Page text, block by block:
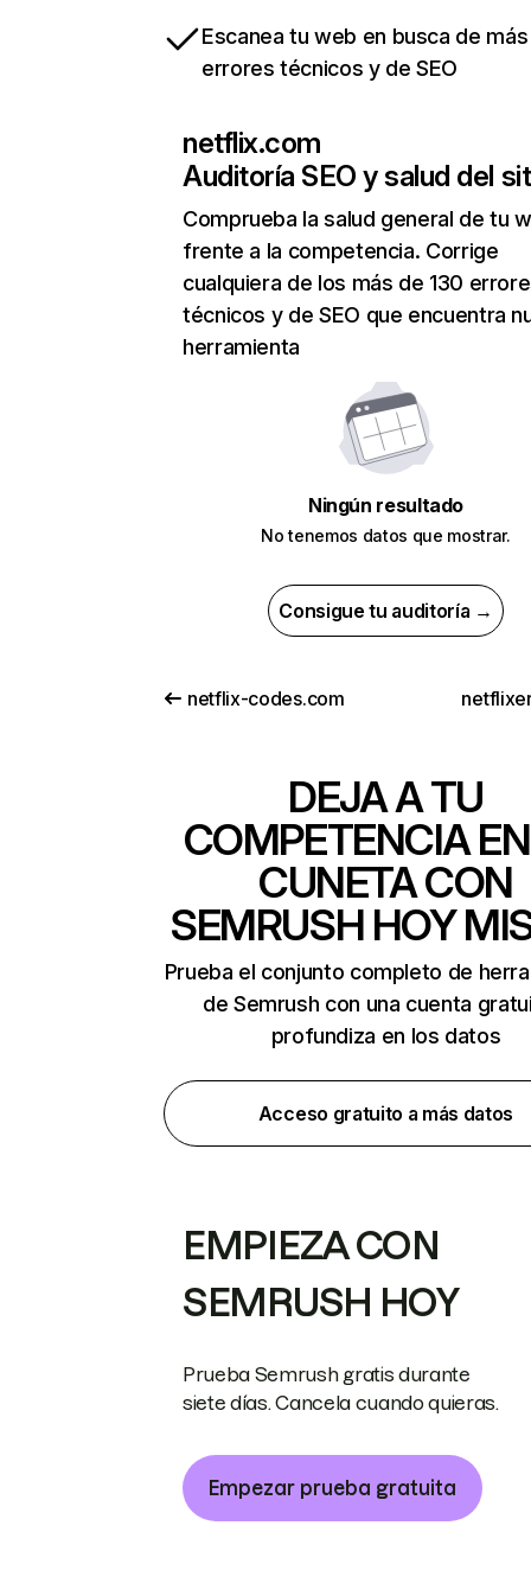
Escanea tu web en busca de
errores técnicos y de SEO
netflix.com
Auditoría SEO y salud del
Comprueba la salud general de tu
frente a la competencia. Corrige
cualquiera de los más de 130
técnicos y de SEO que encuentra
herramienta
Ningún resultado
No tenemos datos que mostrar.
Consigue tu auditoría →
netflix-codes.com
DEJA A TU
COMPETENCIA
CUNETA CON
SEMRUSH HOY
Prueba el conjunto completo de
de Semrush con una cuenta
profundiza en los datos
Acceso gratuito a más datos
EMPIEZA CON
SEMRUSH HOY
Prueba Semrush gratis durante
siete días. Cancela cuando quieras.
Empezar prueba gratuita